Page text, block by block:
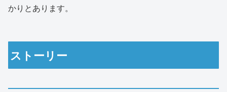
かりとあります。
ストーリー